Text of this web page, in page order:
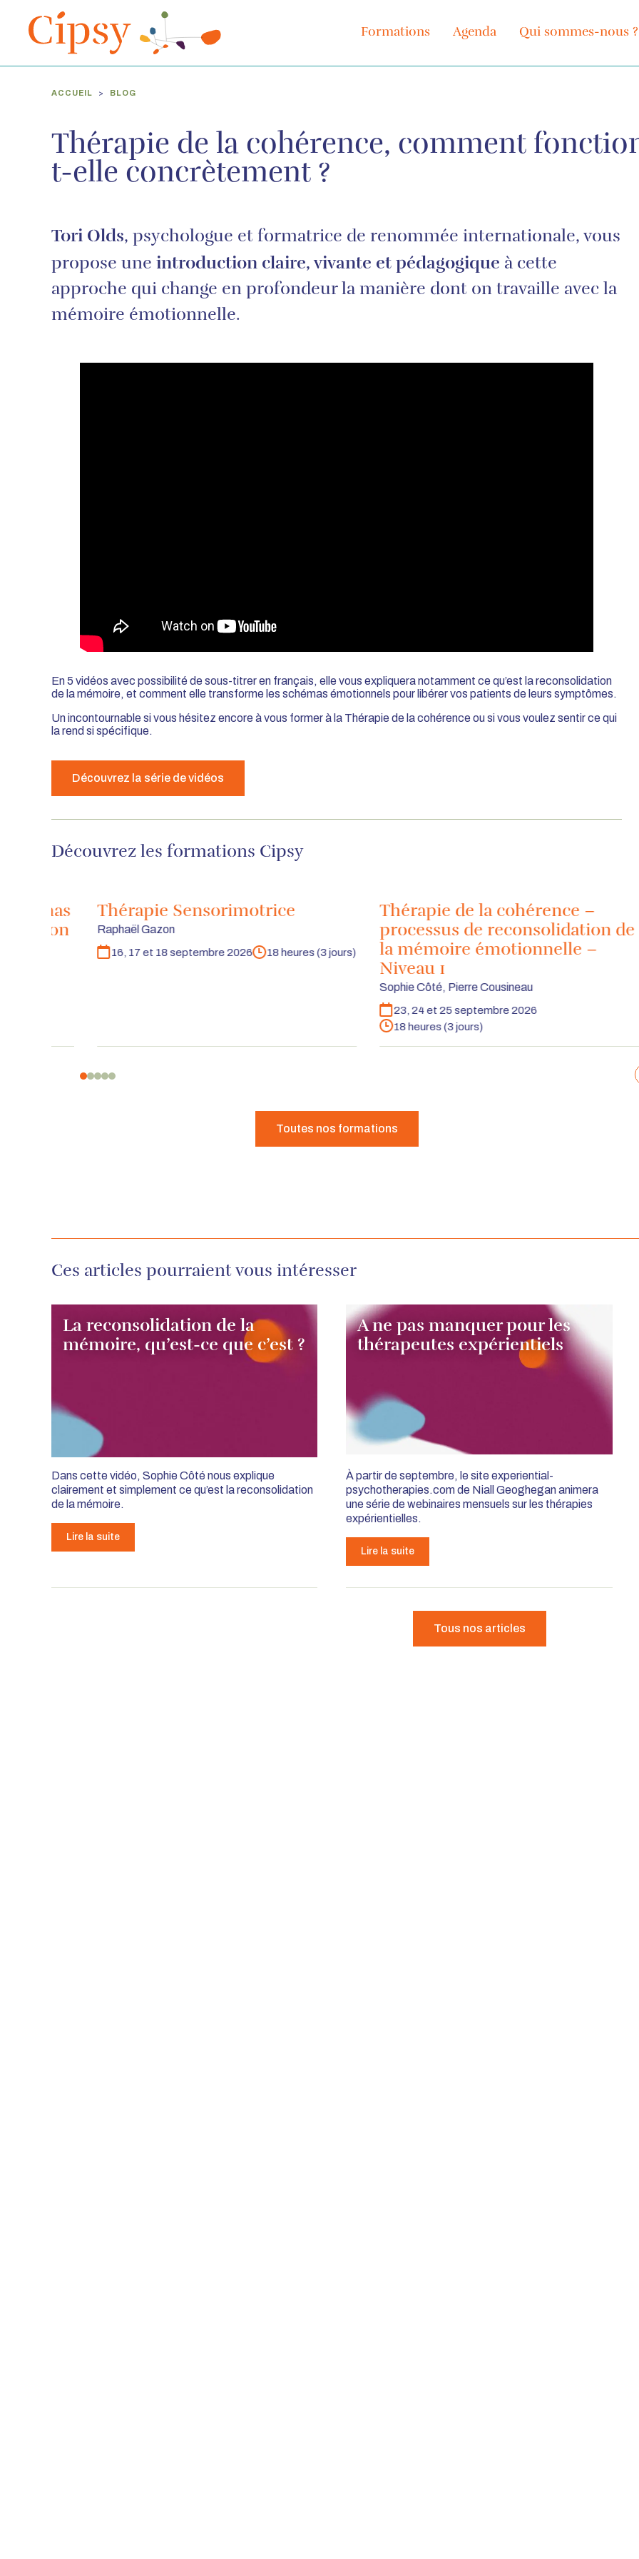
Formations Agenda Qui sommes-nous ?
ACCUEIL BLOG
THÉRAPIE DE LA COHÉRENCE, COMMENT FONCTIONNE-T-ELLE CONCRÈTEMENT ?
Thérapie de la cohérence, comment
t-elle concrètement ?
Tori Olds, psychologue et formatrice de renommée internationale, vous
propose une introduction claire, vivante et pédagogique à cette
approche qui change en profondeur la manière dont on travaille avec la
mémoire émotionnelle.
En 5 vidéos avec possibilité de sous-titrer en français, elle vous expliquera notamment ce qu’est la reconsolidation
de la mémoire, et comment elle transforme les schémas émotionnels pour libérer vos patients de leurs symptômes.
Un incontournable si vous hésitez encore à vous former à la Thérapie de la cohérence ou si vous voulez sentir ce qui
la rend si spécifique.
Découvrez la série de vidéos
Découvrez les formations Cipsy
Thérapie Sensorimotrice
Raphaël Gazon
Dates16, 17 et 18 septembre 2026Durée18 heures (3 jours)
Thérapie de la cohérence –
processus de reconsolidation de
la mémoire émotionnelle –
Niveau 1
Sophie Côté, Pierre Cousineau
Dates23, 24 et 25 septembre 2026
Durée18 heures (3 jours)
Toutes nos formations
Ces articles pourraient vous intéresser
La reconsolidation de la
mémoire, qu’est-ce que c’est ?
Dans cette vidéo, Sophie Côté nous explique
clairement et simplement ce qu’est la reconsolidation
de la mémoire.
A ne pas manquer pour les
thérapeutes expérientiels
À partir de septembre, le site experiential-
psychotherapies.com de Niall Geoghegan animera
une série de webinaires mensuels sur les thérapies
expérientielles.
Tous nos articles